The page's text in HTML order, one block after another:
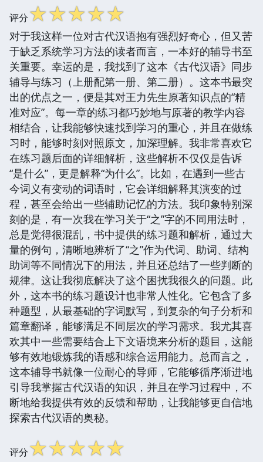
评分☆☆☆☆☆
对于我这样一位对古代汉语抱有强烈好奇心，但又苦
于缺乏系统学习方法的读者而言，一本好的辅导书至
关重要。幸运的是，我找到了这本《古代汉语》同步
辅导与练习（上册配第一册、第二册）。这本书最突
出的优点之一，便是其对王力先生原著知识点的“精
准对应”。每一章的练习都巧妙地与原著的教学内容
相结合，让我能够快速找到学习的重心，并且在做练
习时，能够时刻对照原文，加深理解。我非常喜欢它
在练习题后面的详细解析，这些解析不仅仅是告诉
“是什么”，更是解释“为什么”。比如，在遇到一些古
今词义有变动的词语时，它会详细解释其演变的过
程，甚至会给出一些辅助记忆的方法。我印象特别深
刻的是，有一次我在学习关于“之”字的不同用法时，
总是觉得很混乱，书中提供的练习题和解析，通过大
量的例句，清晰地辨析了“之”作为代词、助词、结构
助词等不同情况下的用法，并且还总结了一些判断的
规律。这让我彻底解决了这个困扰我很久的问题。此
外，这本书的练习题设计也非常人性化。它包含了多
种题型，从最基础的字词默写，到复杂的句子分析和
篇章翻译，能够满足不同层次的学习需求。我尤其喜
欢其中一些需要结合上下文语境来分析的题目，这能
够有效地锻炼我的语感和综合运用能力。总而言之，
这本辅导书就像一位耐心的导师，它能够循序渐进地
引导我掌握古代汉语的知识，并且在学习过程中，不
断地给我提供有效的反馈和帮助，让我能够更自信地
探索古代汉语的奥秘。
评分☆☆☆☆☆